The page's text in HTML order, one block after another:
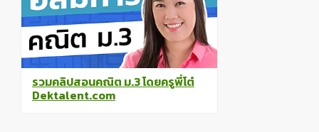
รวมคลิปสอนคณิต ม.3 โดยครูพี่โต๋
Dektalent.com